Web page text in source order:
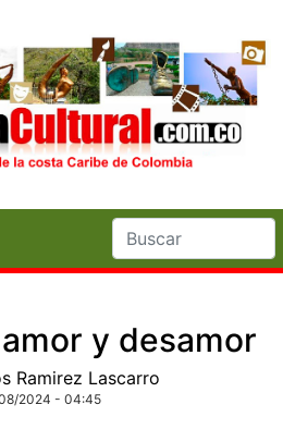
y desamor
Ramirez Lascarro
2024 - 04:45